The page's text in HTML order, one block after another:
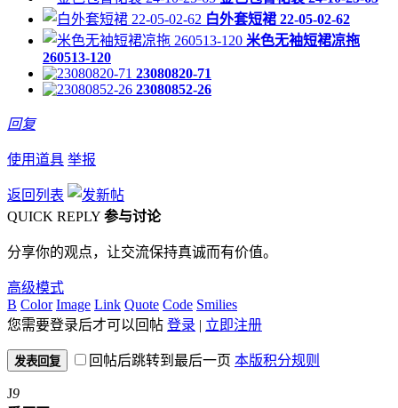
白外套短裙 22-05-02-62
米色无袖短裙凉拖
260513-120
23080820-71
23080852-26
回复
使用道具 举报
返回列表
QUICK REPLY 参与讨论
分享你的观点，让交流保持真诚而有价值。
高级模式
B Color Image Link Quote Code Smilies
您需要登录后才可以回帖 登录 | 立即注册
发表回复 回帖后跳转到最后一页 本版积分规则
J9